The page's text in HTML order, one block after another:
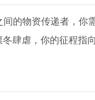
的物资传递者，你
肆虐，你的征程指